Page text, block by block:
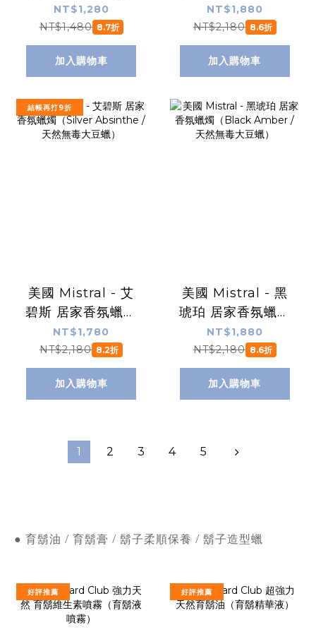
款香味 / 汽車擴香
器）
NT$1,280
NT$1,480 8.7折
加入購物車
蠟燭（Bourbon
Vanilla / 天然無毒
大豆蠟）
NT$1,880
NT$2,180 8.6折
加入購物車
結帳再打9折
美國 Mistral - 艾
碧斯 居家香氛蠟燭
（Silver
Absinthe / 天然無
毒大豆蠟）
NT$1,780
NT$2,180 8.2折
加入購物車
美國 Mistral - 黑
琥珀 居家香氛蠟燭
（Black Amber /
天然無毒大豆蠟）
NT$1,880
NT$2,180 8.6折
加入購物車
1 2 3 4 5
● 育鬍油 / 育鬍膏 / 鬍子柔順保養 / 鬍子造型蠟
好評推薦 好評推薦